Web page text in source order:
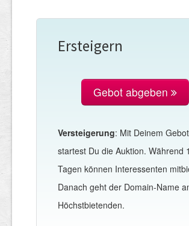
Ersteigern
Gebot abgeben
Versteigerung: Mit Deinem Gebot
startest Du die Auktion. Während
Tagen können Interessenten
Danach geht der Domain-Name
Höchstbietenden.